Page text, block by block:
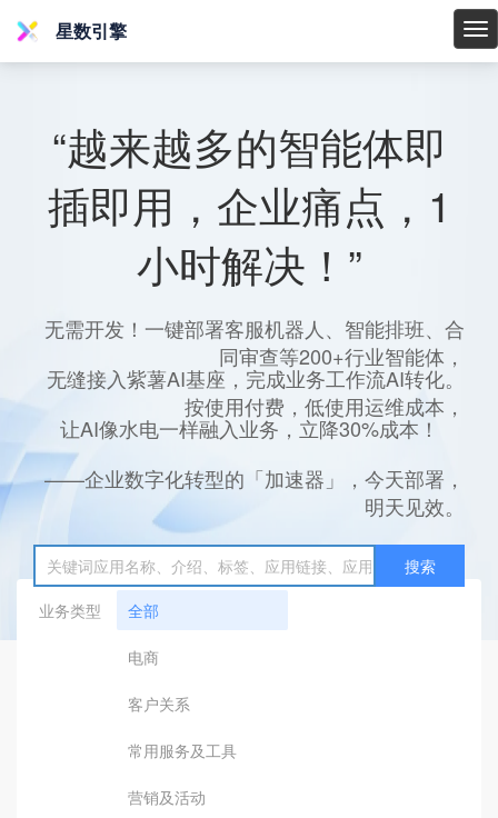
星
星数引擎
“越来越多的智能体即
插即用，企业痛点，1
小时解决！”
无需开发！一键部署客服机器人、智能排班、合
同审查等200+行业智能体，
无缝接入紫薯AI基座，完成业务工作流AI转化。
按使用付费，低使用运维成本，
让AI像水电一样融入业务，立降30%成本！
——企业数字化转型的「加速器」，今天部署，
明天见效。
搜索
业务类型
全部
电商
客户关系
常用服务及工具
营销及活动